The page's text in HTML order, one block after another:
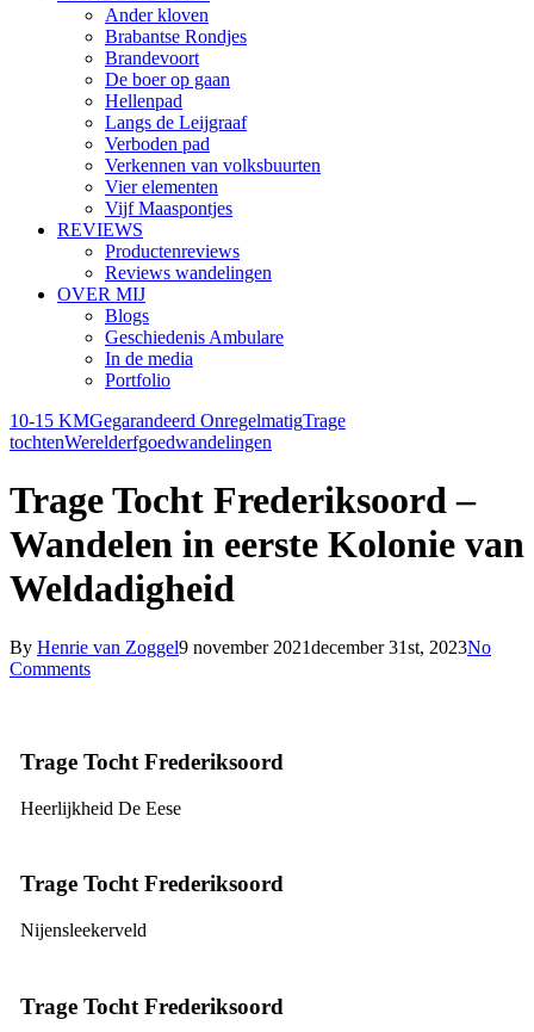
Ander kloven
Brabantse Rondjes
Brandevoort
De boer op gaan
Hellenpad
Langs de Leijgraaf
Verboden pad
Verkennen van volksbuurten
Vier elementen
Vijf Maaspontjes
REVIEWS
Productenreviews
Reviews wandelingen
OVER MIJ
Blogs
Geschiedenis Ambulare
In de media
Portfolio
10-15 KMGegarandeerd OnregelmatigTrage
tochtenWerelderfgoedwandelingen
Trage Tocht Frederiksoord –
Wandelen in eerste Kolonie van
Weldadigheid
By Henrie van Zoggel9 november 2021december 31st, 2023No
Comments
Trage Tocht Frederiksoord
Heerlijkheid De Eese
Trage Tocht Frederiksoord
Nijensleekerveld
Trage Tocht Frederiksoord